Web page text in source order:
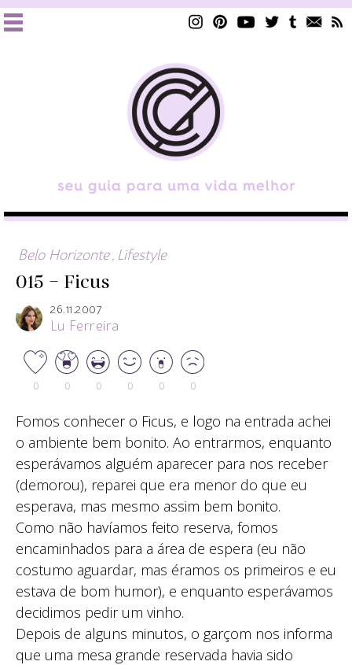
Belo Horizonte Lifestyle
015 – Ficus
26.11.2007
Lu Ferreira
0 0 0 0 0 0
Fomos conhecer o Ficus, e logo na entrada achei
o ambiente bem bonito. Ao entrarmos, enquanto
esperávamos alguém aparecer para nos receber
(demorou), reparei que era menor do que eu
esperava, mas mesmo assim bem bonito.
Como não havíamos feito reserva, fomos
encaminhados para a área de espera (eu não
costumo aguardar, mas éramos os primeiros e eu
estava de bom humor), e enquanto esperávamos
decidimos pedir um vinho.
Depois de alguns minutos, o garçom nos informa
que uma mesa grande reservada havia sido